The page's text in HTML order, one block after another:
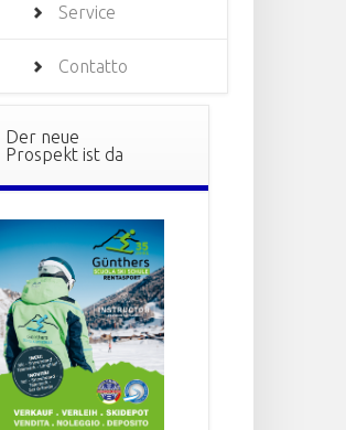
Service
Contatto
Der neue
Prospekt ist da